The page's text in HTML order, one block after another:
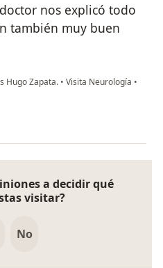
nos explicó todo
también muy buen
Hugo Zapata. • Visita Neurología •
a decidir qué
visitar?
No